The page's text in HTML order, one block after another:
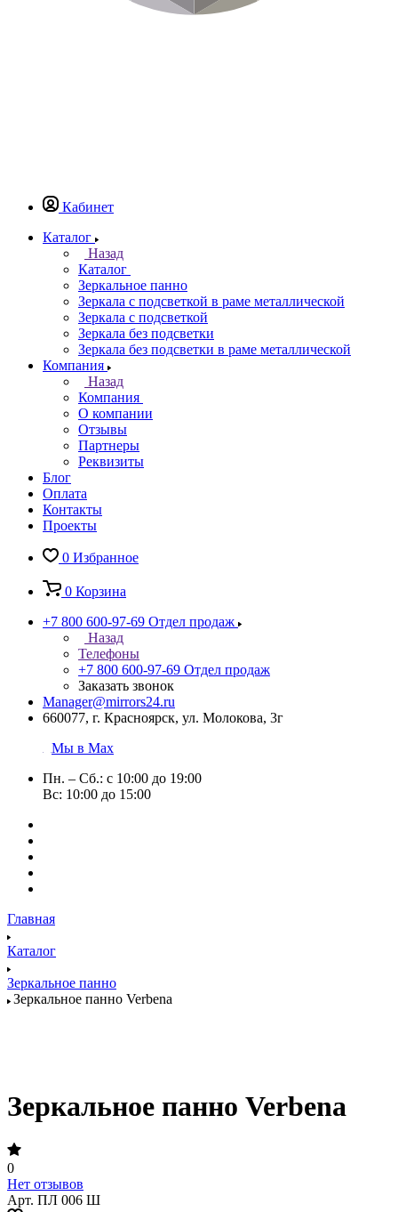
Кабинет
Каталог
Назад
Каталог
Зеркальное панно
Зеркала с подсветкой в раме металлической
Зеркала с подсветкой
Зеркала без подсветки
Зеркала без подсветки в раме металлической
Компания
Назад
Компания
О компании
Отзывы
Партнеры
Реквизиты
Блог
Оплата
Контакты
Проекты
0 Избранное
0 Корзина
+7 800 600-97-69 Отдел продаж
Назад
Телефоны
+7 800 600-97-69 Отдел продаж
Заказать звонок
Manager@mirrors24.ru
660077, г. Красноярск, ул. Молокова, 3г
Мы в Max
Пн. – Сб.: с 10:00 до 19:00
Вс: 10:00 до 15:00
Главная
Каталог
Зеркальное панно
Зеркальное панно Verbena
Зеркальное панно Verbena
0
Нет отзывов
Арт. ПЛ 006 Ш